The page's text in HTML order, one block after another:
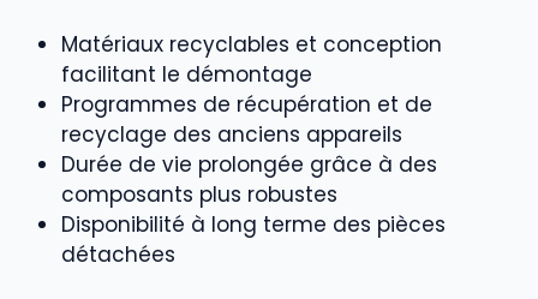
Matériaux recyclables et conception
facilitant le démontage
Programmes de récupération et de
recyclage des anciens appareils
Durée de vie prolongée grâce à des
composants plus robustes
Disponibilité à long terme des pièces
détachées